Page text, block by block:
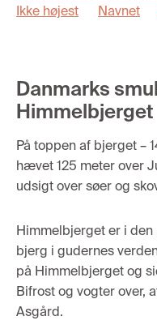
Ikke højest
Navnet
Danmarks
Himmelbjerget
På toppen af bjerget –
hævet 125 meter over
udsigt over søer og
Himmelbjerget er i
bjerg i gudernes
på Himmelbjerget og
Bifrost og vogter over,
Asgård.